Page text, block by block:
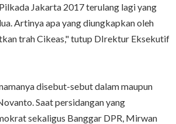
Jakarta 2017 terulang lagi yang
Artinya apa yang diungkapkan oleh
trah Cikeas," tutup DIrektur Eksekutif
disebut-sebut dalam maupun
Saat persidangan yang
sekaligus Banggar DPR, Mirwan